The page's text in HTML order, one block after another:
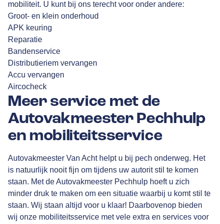
mobiliteit. U kunt bij ons terecht voor onder andere:
Groot- en klein onderhoud
APK keuring
Reparatie
Bandenservice
Distributieriem vervangen
Accu vervangen
Aircocheck
Meer service met de
Autovakmeester Pechhulp
en mobiliteitsservice
Autovakmeester Van Acht helpt u bij pech onderweg. Het
is natuurlijk nooit fijn om tijdens uw autorit stil te komen
staan. Met deAutovakmeester Pechhulp hoeft u zich
minder druk te maken om een situatie waarbij u komt stil te
staan. Wij staan altijd voor u klaar! Daarbovenop bieden
wij onze mobiliteitsservice met vele extra en services voor